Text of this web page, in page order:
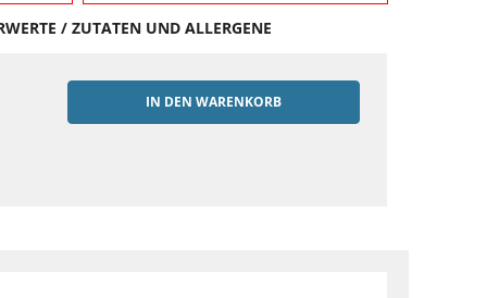
/ ZUTATEN UND ALLERGENE
IN DEN WARENKORB